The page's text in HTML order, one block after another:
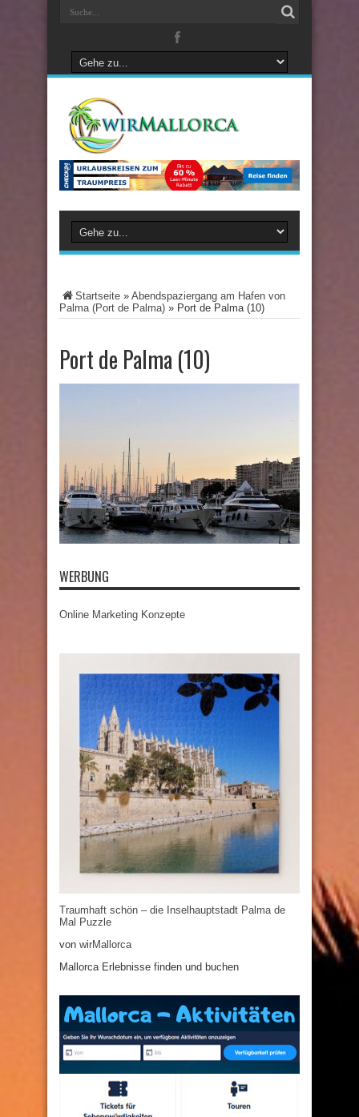
Startseite » Abendspaziergang am Hafen von
Palma (Port de Palma) » Port de Palma (10)
Port de Palma (10)
WERBUNG
Online Marketing Konzepte
Traumhaft schön – die Inselhauptstadt Palma de
Mal Puzzle
von wirMallorca
Mallorca Erlebnisse finden und buchen